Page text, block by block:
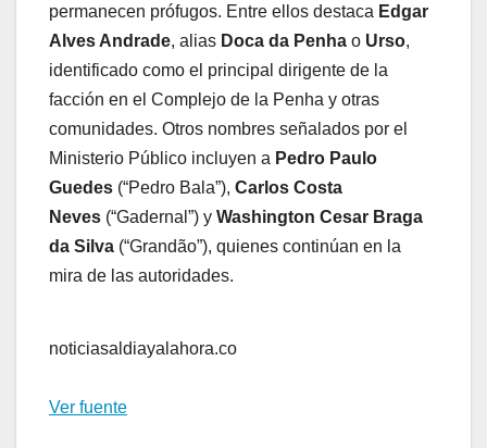
permanecen prófugos. Entre ellos destaca Edgar
Alves Andrade, alias Doca da Penha o Urso,
identificado como el principal dirigente de la
facción en el Complejo de la Penha y otras
comunidades. Otros nombres señalados por el
Ministerio Público incluyen a Pedro Paulo
Guedes (“Pedro Bala”), Carlos Costa
Neves (“Gadernal”) y Washington Cesar Braga
da Silva (“Grandão”), quienes continúan en la
mira de las autoridades.
noticiasaldiayalahora.co
Ver fuente